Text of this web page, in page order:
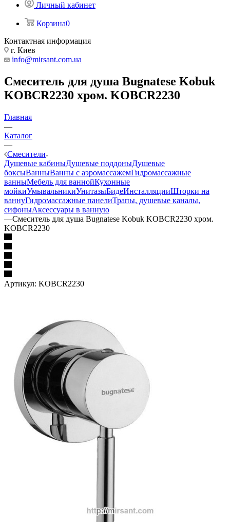
Личный кабинет
Корзина0
Контактная информация
г. Киев
info@mirsant.com.ua
Смеситель для душа Bugnatese Kobuk
KOBCR2230 хром. KOBCR2230
Главная
—
Каталог
—
Смесители
Душевые кабиныДушевые поддоныДушевые
боксыВанныВанны с аэромассажемГидромассажные
ванныМебель для ваннойКухонные
мойкиУмывальникиУнитазыБидеИнсталляцииШторки на
ваннуГидромассажные панелиТрапы, душевые каналы,
сифоныАксессуары в ванную
—Смеситель для душа Bugnatese Kobuk KOBCR2230 хром.
KOBCR2230
Артикул: KOBCR2230